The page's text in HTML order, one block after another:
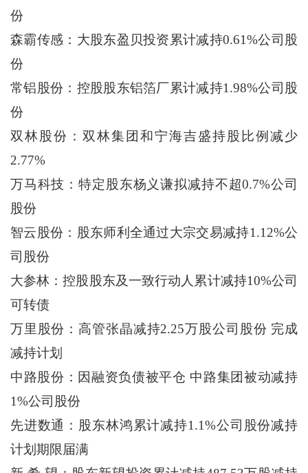
份
森霸传感：大股东盈贝投资累计减持0.61%公司股
份
常铝股份：控股股东铝箔厂累计减持1.98%公司股
份
双林股份：双林集团和宁海吉盛持股比例减少
2.77%
万马科技：特定股东杨义谦拟减持不超0.7%公司
股份
智云股份：股东师利全通过大宗交易减持1.12%公
司股份
大参林：控股股东及一致行动人累计减持10%公司
可转债
万里股份：高管张晶减持2.25万股公司股份 完成
减持计划
中路股份：因融资负债被平仓 中路集团被动减持
1%公司股份
先进数通：股东林鸿累计减持1.1%公司股份减持
计划期限届满